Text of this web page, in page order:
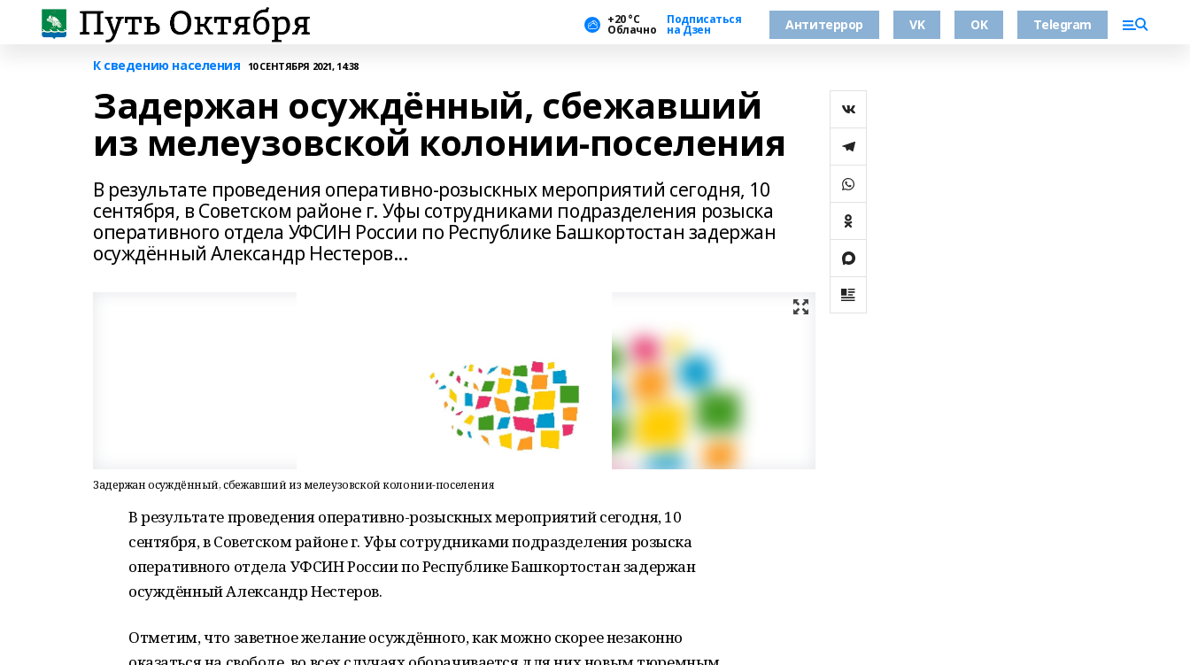
+20 °С
Облачно
Подписаться
на Дзен Антитеррор VK OK Telegram
К сведению населения 10 СЕНТЯБРЯ 2021, 14:38
Задержан осуждённый, сбежавший
из мелеузовской колонии-поселения
В результате проведения оперативно-розыскных мероприятий сегодня, 10
сентября, в Советском районе г. Уфы сотрудниками подразделения розыска
оперативного отдела УФСИН России по Республике Башкортостан задержан
осуждённый Александр Нестеров...
Задержан осуждённый, сбежавший из мелеузовской колонии-поселения
В результате проведения оперативно-розыскных мероприятий сегодня, 10
сентября, в Советском районе г. Уфы сотрудниками подразделения розыска
оперативного отдела УФСИН России по Республике Башкортостан задержан
осуждённый Александр Нестеров.
Отметим, что заветное желание осуждённого, как можно скорее незаконно